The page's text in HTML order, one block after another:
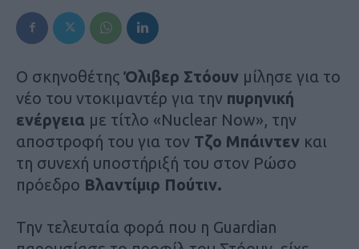
Ο σκηνοθέτης Όλιβερ Στόουν μίλησε για το
νέο του ντοκιμαντέρ για την πυρηνική
ενέργεια με τίτλο «Nuclear Now», την
αποστροφή του για τον Τζο Μπάιντεν και
τη συνεχή υποστήριξή του στον Ρώσο
πρόεδρο Βλαντίμιρ Πούτιν.
Την τελευταία φορά που η Guardian